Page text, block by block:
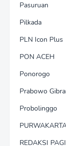
Pasuruan
Pilkada
PLN Icon Plus
PON ACEH
Ponorogo
Prabowo
Probolinggo
REDAKSI PAGI